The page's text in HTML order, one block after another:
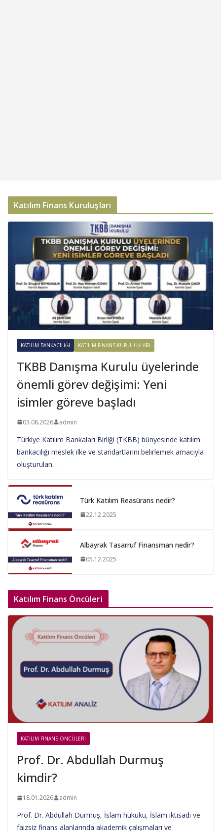
Katılım Finans Kuruluşları
KATILIM BANKACILIĞI KATILIM FINANS KURULUŞLARI
TKBB Danışma Kurulu üyelerinde
önemli görev değişimi: Yeni
isimler göreve başladı
03.08.2026 admin
Türkiye Katılım Bankaları Birliği (TKBB) bünyesinde katılım
bankacılığı meslek ilke ve standartlarını belirlemek amacıyla
oluşturulan…
Türk Katılım Reasürans nedir?
22.12.2025
Albayrak Tasarruf Finansman nedir?
05.12.2025
Katılım Finans Öncüleri
KATILIM FINANS ÖNCÜLERI
Prof. Dr. Abdullah Durmuş
kimdir?
18.01.2026 admin
Prof. Dr. Abdullah Durmuş, İslam hukuku, İslam iktisadı ve
faizsiz finans alanlarında akademik çalışmaları ve